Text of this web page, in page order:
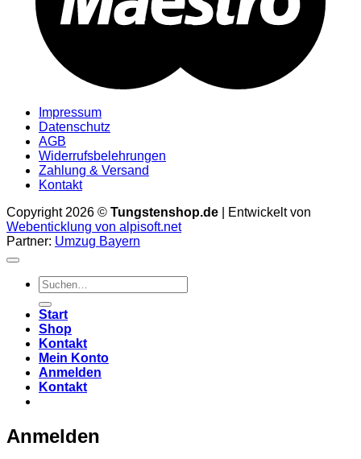
Impressum
Datenschutz
AGB
Widerrufsbelehrungen
Zahlung & Versand
Kontakt
Copyright 2026 © Tungstenshop.de | Entwickelt von
Webenticklung von alpisoft.net
Partner: Umzug Bayern
Suche
nach:
Start
Shop
Kontakt
Mein Konto
Anmelden
Kontakt
Anmelden